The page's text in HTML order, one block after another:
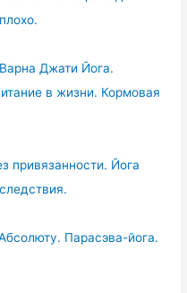
Джати Йога.
в жизни. Кормовая
привязанности. Йога
Парасэва-йога.